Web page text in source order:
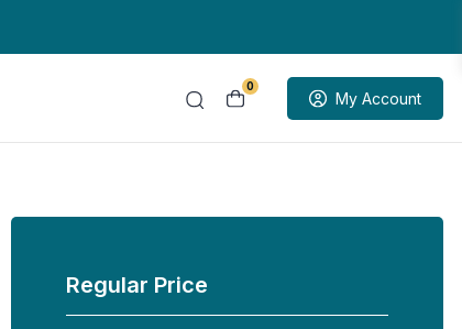
0
My Account
Regular Price